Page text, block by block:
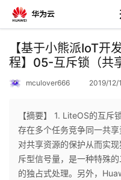
返
回
个
人
我
【基于小熊派IoT开
程】05-互斥锁（共
mculover666 2019/12/
【摘要】 1. LiteOS的互斥
存在多个任务竞争同一共
对共享资源的保护从而实
斥型信号量，是一种特殊
的独占式处理。另外，